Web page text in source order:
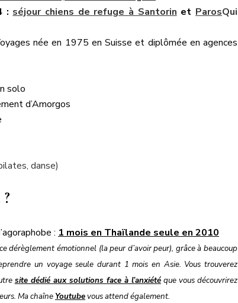
: séjour chiens de refuge à Santorin et ParosQui
née en 1975 en Suisse et diplômée en agences
solo
d’Amorgos
danse)
: 1 mois en Thaïlande seule en 2010
dérèglement émotionnel (la peur d’avoir peur), grâce à beaucoup
un voyage seule durant 1 mois en Asie. Vous trouverez
site dédié aux solutions face à l’anxiétéque vous découvrirez
Ma chaîneYoutubevous attend également.